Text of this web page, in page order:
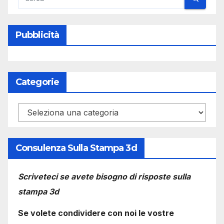
Pubblicità
Categorie
Categorie
Consulenza Sulla Stampa 3d
Scriveteci se avete bisogno di risposte sulla
stampa 3d
Se volete condividere con noi le vostre